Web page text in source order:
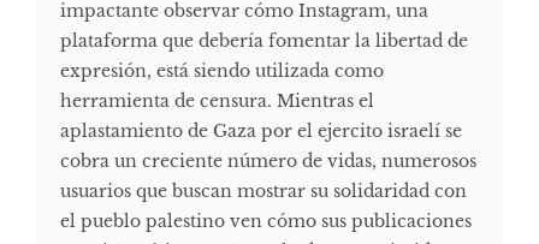
impactante observar cómo Instagram, una
plataforma que debería fomentar la libertad de
expresión, está siendo utilizada como
herramienta de censura. Mientras el
aplastamiento de Gaza por el ejercito israelí se
cobra un creciente número de vidas, numerosos
usuarios que buscan mostrar su solidaridad con
el pueblo palestino ven cómo sus publicaciones